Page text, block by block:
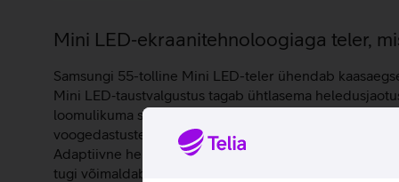
Lisainfo
Mini LED‑ekraanitehnoloogiaga teler,
Samsungi 55-tolline Mini LED-teler ühendab
Mini LED‑taustvalgustus tagab ühtlasema
loomulikuma sügavusega. 4K Ultra HD resolutsioon
voogedastusteenuste vaatamiseks. Object Tracking
Adaptiivne heli ja Q‑Symphony töötavad koos, et
tugi võimaldab ühendada teleri koduste